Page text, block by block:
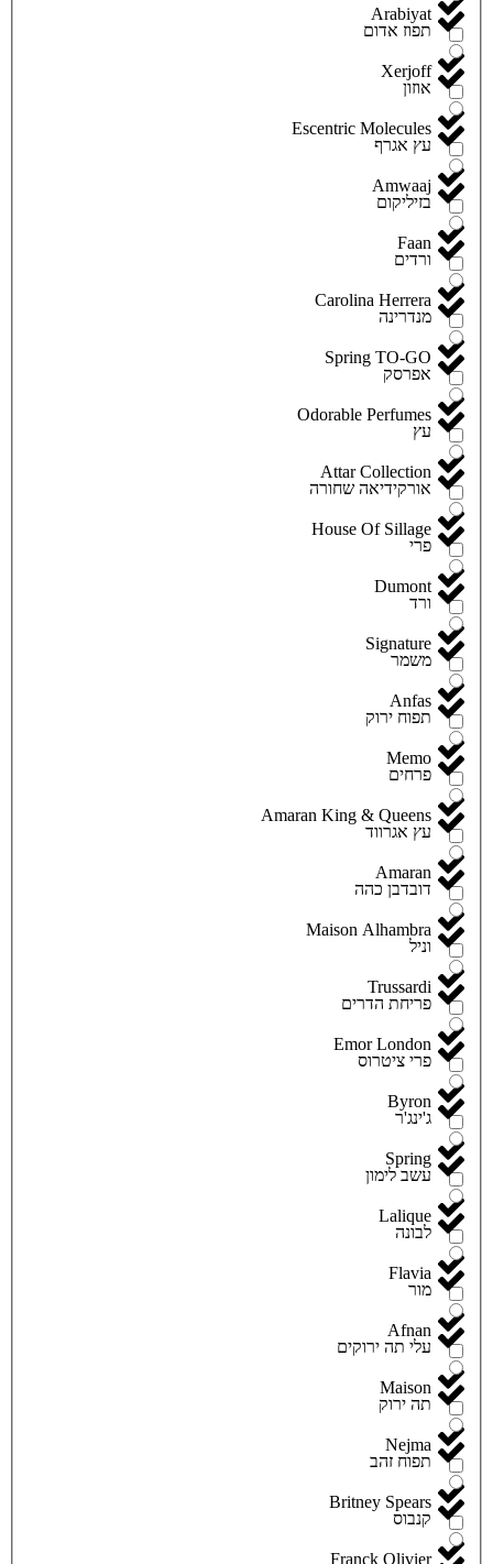
Arabiyat
Xerjoff
Escentric Molecules
Amwaaj
Faan
Carolina Herrera
Spring TO-GO
Odorable Perfumes
Attar Collection
House Of Sillage
Dumont
Signature
Anfas
Memo
Amaran King & Queens
Amaran
Maison Alhambra
Trussardi
Emor London
Byron
Spring
Lalique
Flavia
Afnan
Maison
Nejma
Britney Spears
Franck Olivier
תפוז אדום
אוזון
עץ אגרף
בזיליקום
ורדים
מנדרינה
אפרסק
עץ
אורקידיאה שחורה
פרי
ורד
משמר
תפוח ירוק
פרחים
עץ אגרווד
דובדבן כהה
וניל
פריחת הדרים
פרי ציטרוס
ג'ינג'ר
עשב לימון
לבונה
מור
עלי תה ירוקים
תה ירוק
תפוח זהב
קנבוס